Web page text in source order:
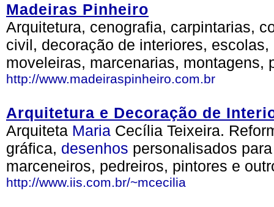
Madeiras Pinheiro
Arquitetura, cenografia, carpintarias,
civil, decoração de interiores,
moveleiras, marcenarias, montagens,
http://www.madeiraspinheiro.com.br
Arquitetura e Decoração de
Arquiteta Maria Cecília Teixeira.
gráfica, desenhos personalisados
marceneiros, pedreiros, pintores e
http://www.iis.com.br/~mcecilia